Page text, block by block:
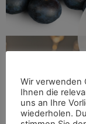
Wir verwenden
Ihnen die
uns an Ihre
wiederholen.